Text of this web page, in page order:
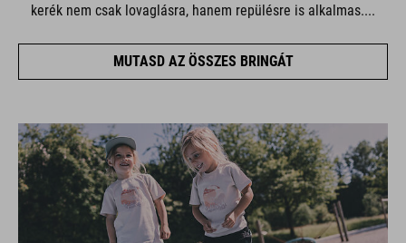
kerék nem csak lovaglásra, hanem repülésre is alkalmas....
MUTASD AZ ÖSSZES BRINGÁT